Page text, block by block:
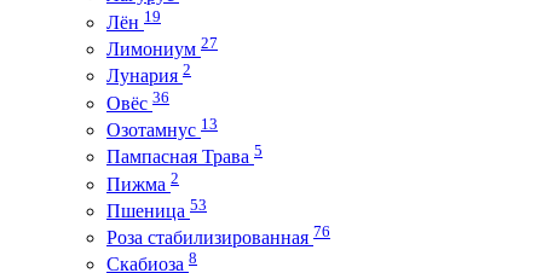
Лён 19
Лимониум 27
Лунария 2
Овёс 36
Озотамнус 13
Пампасная Трава 5
Пижма 2
Пшеница 53
Роза стабилизированная 76
Скабиоза 8